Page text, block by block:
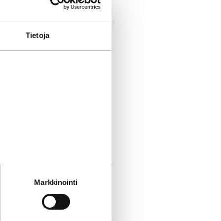
Tietoja
sivustoamme.
Markkinointi
toistoina.
Kun
tapahtuu